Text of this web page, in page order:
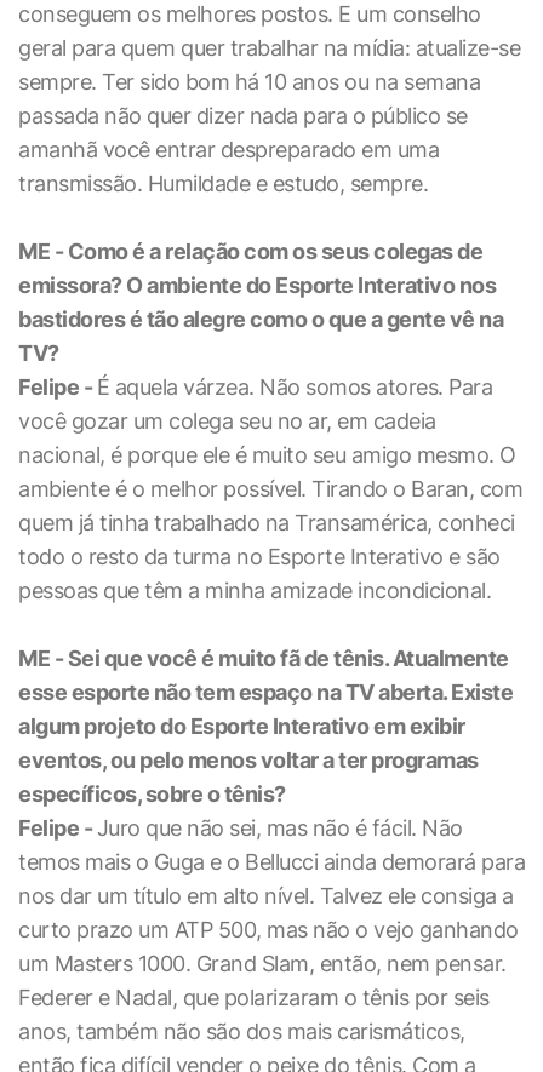
conseguem os melhores postos. E um conselho
geral para quem quer trabalhar na mídia: atualize-se
sempre. Ter sido bom há 10 anos ou na semana
passada não quer dizer nada para o público se
amanhã você entrar despreparado em uma
transmissão. Humildade e estudo, sempre.
ME - Como é a relação com os seus colegas de
emissora? O ambiente do Esporte Interativo nos
bastidores é tão alegre como o que a gente vê na
TV?
Felipe -É aquela várzea. Não somos atores. Para
você gozar um colega seu no ar, em cadeia
nacional, é porque ele é muito seu amigo mesmo. O
ambiente é o melhor possível. Tirando o Baran, com
quem já tinha trabalhado na Transamérica, conheci
todo o resto da turma no Esporte Interativo e são
pessoas que têm a minha amizade incondicional.
ME - Sei que você é muito fã de tênis. Atualmente
esse esporte não tem espaço na TV aberta. Existe
algum projeto do Esporte Interativo em exibir
eventos, ou pelo menos voltar a ter programas
específicos, sobre o tênis?
Felipe -Juro que não sei, mas não é fácil. Não
temos mais o Guga e o Bellucci ainda demorará para
nos dar um título em alto nível. Talvez ele consiga a
curto prazo um ATP 500, mas não o vejo ganhando
um Masters 1000. Grand Slam, então, nem pensar.
Federer e Nadal, que polarizaram o tênis por seis
anos, também não são dos mais carismáticos,
então fica difícil vender o peixe do tênis. Com a